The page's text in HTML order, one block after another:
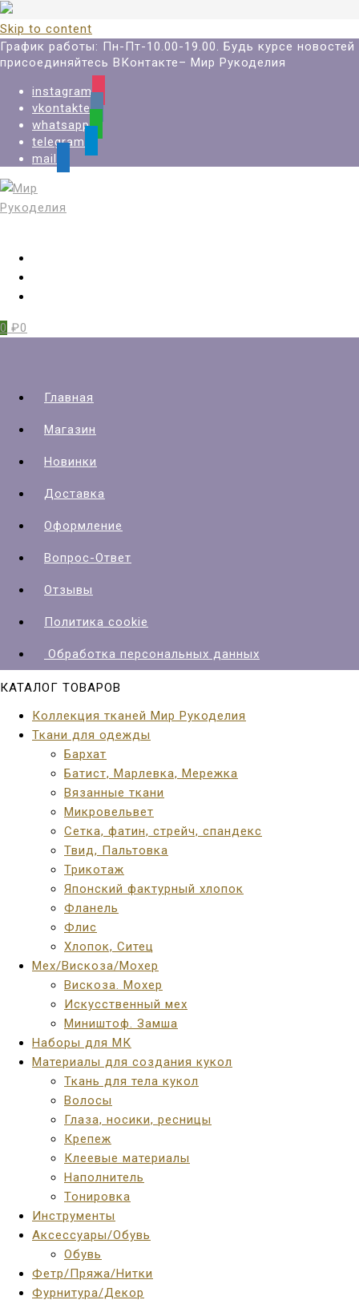
Skip to content
График работы: Пн-Пт-10.00-19.00. Будь курсе новостей
присоединяйтесь ВКонтакте– Мир Рукоделия
instagram
vkontakte
whatsapp
telegram
mail
0 ₽0
Главная
Магазин
Новинки
Доставка
Оформление
Вопрос-Ответ
Отзывы
Политика cookie
Обработка персональных данных
КАТАЛОГ ТОВАРОВ
Коллекция тканей Мир Рукоделия
Ткани для одежды
Бархат
Батист, Марлевка, Мережка
Вязанные ткани
Микровельвет
Сетка, фатин, стрейч, спандекс
Твид, Пальтовка
Трикотаж
Японский фактурный хлопок
Фланель
Флис
Хлопок, Ситец
Мех/Вискоза/Мохер
Вискоза. Мохер
Искусственный мех
Миништоф. Замша
Наборы для МК
Материалы для создания кукол
Ткань для тела кукол
Волосы
Глаза, носики, ресницы
Крепеж
Клеевые материалы
Наполнитель
Тонировка
Инструменты
Аксессуары/Обувь
Обувь
Фетр/Пряжа/Нитки
Фурнитура/Декор